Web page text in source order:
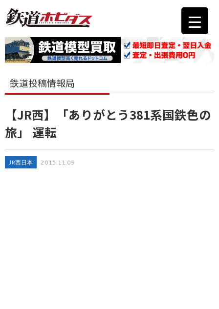
鉄道投稿情報局
【JR西】「ありがとう381系国鉄色の
旅」 運転
JR西日本 2015.11.09